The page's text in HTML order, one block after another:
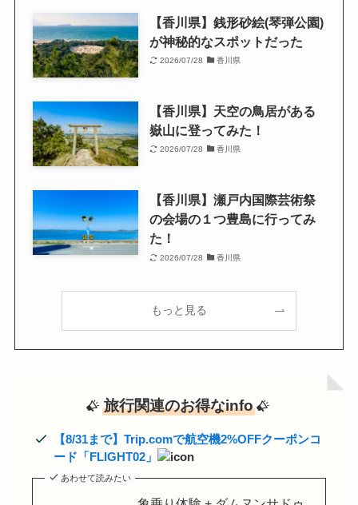
【香川県】銭形砂絵(琴弾公園)
が神秘的なスポットだった
2026/07/28 香川県
【香川県】天空の鳥居がある
嶽山に登ってみた！
2026/07/28 香川県
【香川県】瀬戸内国際芸術祭
の会場の１つ豊島に行ってみ
た！
2026/07/28 香川県
もっと見る
旅行関連のお得なinfo
【8/31まで】Trip.comで航空機2%OFFクーポンコ
ード「FLIGHT02」
あわせて読みたい